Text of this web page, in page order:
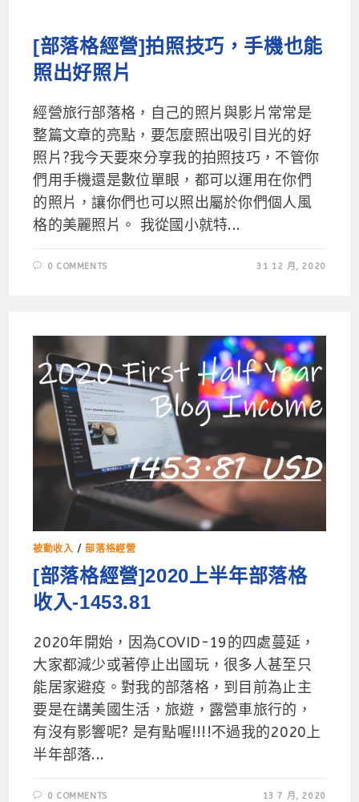
[部落格經營]拍照技巧，手機也能
照出好照片
經營旅行部落格，自己的照片與影片常常是
整篇文章的亮點，要怎麼照出吸引目光的好
照片?我今天要來分享我的拍照技巧，不管你
們用手機還是數位單眼，都可以運用在你們
的照片，讓你們也可以照出屬於你們個人風
格的美麗照片。 我從國小就特...
0 COMMENTS 31 12 月, 2020
被動收入 /部落格經營
[部落格經營]2020上半年部落格
收入-1453.81
2020年開始，因為COVID-19的四處蔓延，
大家都減少或著停止出國玩，很多人甚至只
能居家避疫。對我的部落格，到目前為止主
要是在講美國生活，旅遊，露營車旅行的，
有沒有影響呢? 是有點喔!!!!不過我的2020上
半年部落...
0 COMMENTS 13 7 月, 2020